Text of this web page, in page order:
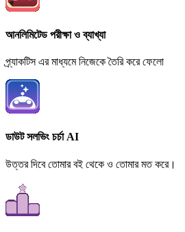
আনলিমিটেড পরীক্ষা ও ব্যাখ্যা
প্র্যাকটিস এর মাধ্যমে নিজেকে তৈরি করে ফেলো
ডাউট সলভিং চর্চা AI
উত্তর দিবে তোমার বই থেকে ও তোমার মত করে।